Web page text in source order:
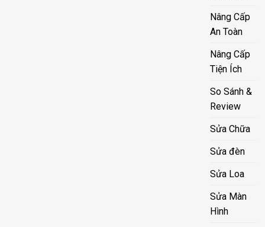
Nâng Cấp
An Toàn
Nâng Cấp
Tiện Ích
So Sánh &
Review
Sửa Chữa
Sửa đèn
Sửa Loa
Sửa Màn
Hình